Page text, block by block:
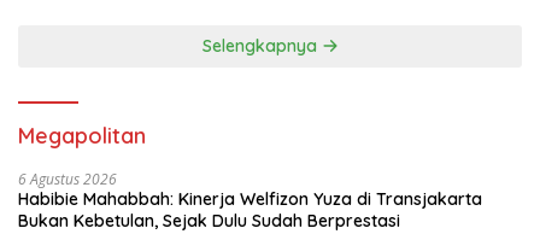
Selengkapnya
Megapolitan
6 Agustus 2026
Habibie Mahabbah: Kinerja Welfizon Yuza di Transjakarta
Bukan Kebetulan, Sejak Dulu Sudah Berprestasi